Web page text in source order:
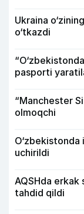
Ukraina
o‘tkazdi
pasporti
“Manchester
olmoqchi
uchirildi
AQSHda
tahdid qildi